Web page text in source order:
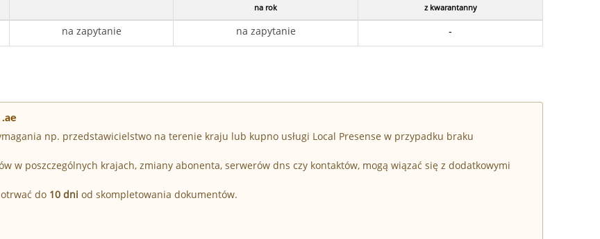
na rok z kwarantanny
na zapytanie na zapytanie -
np. przedstawicielstwo na terenie kraju lub kupno usługi Local Presense w przypadku braku
w poszczególnych krajach, zmiany abonenta, serwerów dns czy kontaktów, mogą wiązać się z dodatkowymi
do 10 dni od skompletowania dokumentów.